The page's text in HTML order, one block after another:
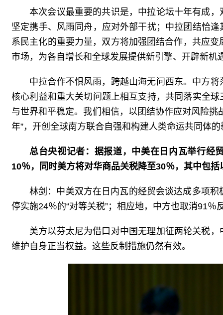
本次会议最重要的共识是，中拉论坛十年有成
坚定携手、风雨同舟，应对外部干扰；中拉团结恰
系民主化的重要力量，双方将加强团结合作，共应
市场，为各自增长和全球发展提供新引擎、开辟新机
中拉合作不惧风雨，跨越山海无问西东。中方
核心利益和重大关切问题上相互支持，共同落实全
与世界和平稳定。我们相信，以团结协作应对风险
年”，开创全球南方联合自强和构建人类命运共同体
总台央视记者：据报道，中美在日内瓦举行经
10％，同时美方将对华商品关税降至30％，其中包
林剑：中美双方在日内瓦的经贸会谈达成多项
停实施24％的“对等关税”；相应地，中方也取消91
美方以芬太尼为借口对中国无理加征两轮关税
维护自身正当权益。这些反制措施仍然有效。